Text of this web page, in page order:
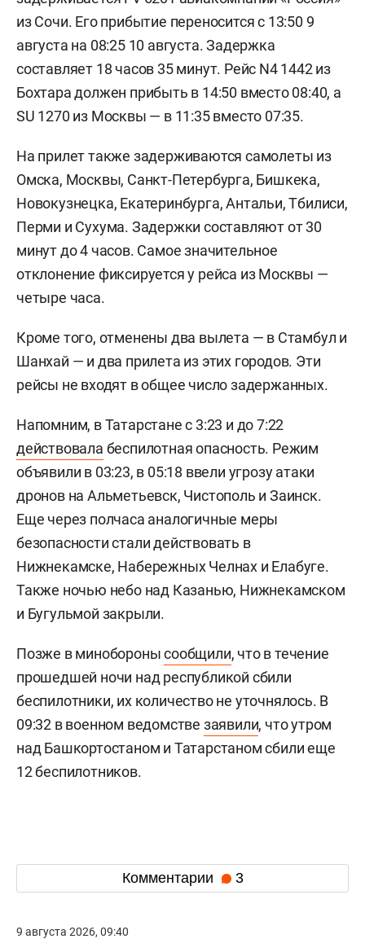
из Сочи. Его прибытие переносится с 13:50 9
августа на 08:25 10 августа. Задержка
составляет 18 часов 35 минут. Рейс N4 1442 из
Бохтара должен прибыть в 14:50 вместо 08:40, а
SU 1270 из Москвы — в 11:35 вместо 07:35.
На прилет также задерживаются самолеты из
Омска, Москвы, Санкт-Петербурга, Бишкека,
Новокузнецка, Екатеринбурга, Антальи, Тбилиси,
Перми и Сухума. Задержки составляют от 30
минут до 4 часов. Самое значительное
отклонение фиксируется у рейса из Москвы —
четыре часа.
Кроме того, отменены два вылета — в Стамбул и
Шанхай — и два прилета из этих городов. Эти
рейсы не входят в общее число задержанных.
Напомним, в Татарстане с 3:23 и до 7:22
действовала беспилотная опасность. Режим
объявили в 03:23, в 05:18 ввели угрозу атаки
дронов на Альметьевск, Чистополь и Заинск.
Еще через полчаса аналогичные меры
безопасности стали действовать в
Нижнекамске, Набережных Челнах и Елабуге.
Также ночью небо над Казанью, Нижнекамском
и Бугульмой закрыли.
Позже в миноборонысообщили, что в течение
прошедшей ночи над республикой сбили
беспилотники, их количество не уточнялось. В
09:32 в военном ведомстве заявили, что утром
над Башкортостаном и Татарстаном сбили еще
12 беспилотников.
Комментарии 3
9 августа 2026, 09:40